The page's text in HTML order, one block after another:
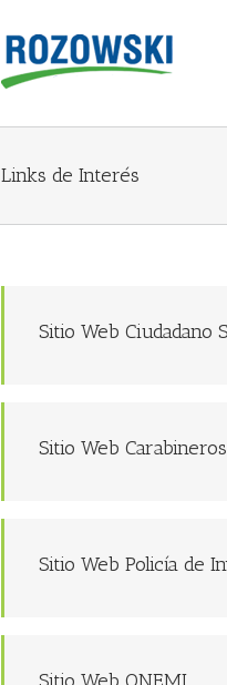
Links de Interés
Sitio Web Ciudadano
Sitio Web
Sitio Web Policía de